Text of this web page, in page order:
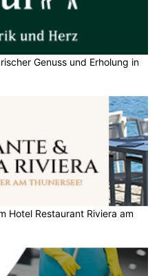
Genuss und Erholung in
Hotel Restaurant Riviera am